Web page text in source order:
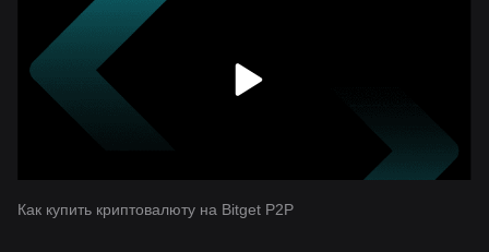
Как купить криптовалюту на Bitget P2P